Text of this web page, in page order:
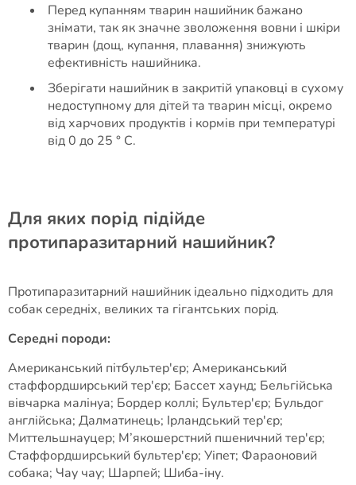
Перед купанням тварин нашийник бажано
знімати, так як значне зволоження вовни і шкіри
тварин (дощ, купання, плавання) знижують
ефективність нашийника.
Зберігати нашийник в закритій упаковці в сухому
недоступному для дітей та тварин місці, окремо
від харчових продуктів і кормів при температурі
від 0 до 25 ° С.
Для яких порід підійде
протипаразитарний нашийник?
Протипаразитарний нашийник ідеально підходить для
собак середніх, великих та гігантських порід.
Середні породи:
Американський пітбультер'єр; Американський
стаффордширський тер'єр; Бассет хаунд; Бельгійська
вівчарка малінуа; Бордер коллі; Бультер'єр; Бульдог
англійська; Далматинець; Ірландський тер'єр;
Миттельшнауцер; М’якошерстний пшеничний тер'єр;
Стаффордширський бультер'єр; Уіпет; Фараоновий
собака; Чау чау; Шарпей; Шиба-іну.